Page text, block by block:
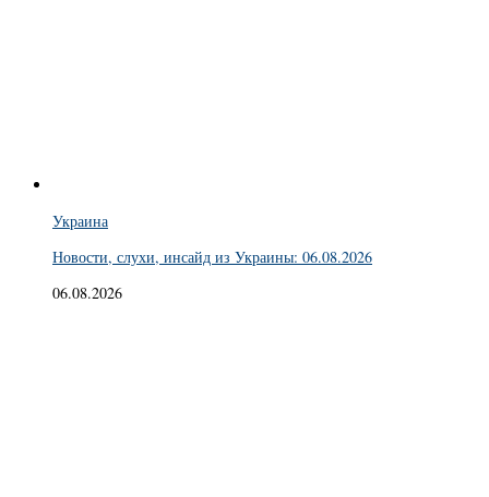
Украина
Новости, слухи, инсайд из Украины: 06.08.2026
06.08.2026